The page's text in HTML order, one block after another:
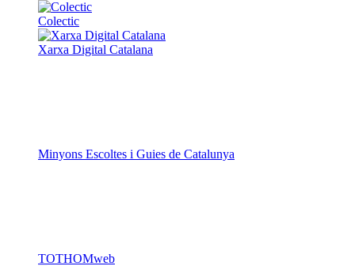
Colectic
Xarxa Digital Catalana
Minyons Escoltes i Guies de Catalunya
TOTHOMweb